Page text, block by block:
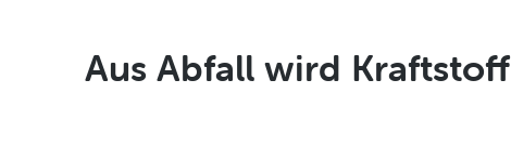
Kategorie:
Aus Abfall wird Kraftstoff